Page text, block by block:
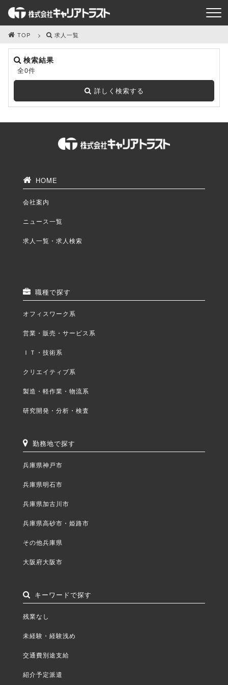
TOP 求人一覧
検索結果
全0件
詳しく検索する
HOME
会社案内
ニュース一覧
求人一覧・求人検索
職種で探す
オフィスワーク系
営業・販売・サービス系
ＩＴ・技術系
クリエイティブ系
製造・軽作業・物流系
研究開発・分析・検査
勤務地で探す
兵庫県神戸市
兵庫県明石市
兵庫県加古川市
兵庫県高砂市・姫路市
その他兵庫県
大阪府大阪市
キーワードで探す
残業なし
未経験・経験浅め
交通費別途支給
紹介予定派遣